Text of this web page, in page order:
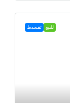
للبيع تقسيط